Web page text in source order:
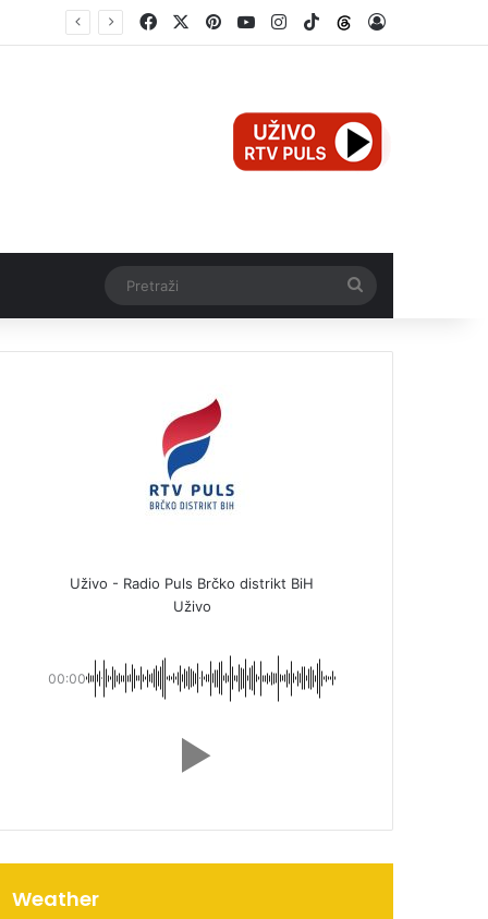
FacebookPinterestYouTubeInstagram
TikTokThreads
Uživo - Radio Puls Brčko distrikt BiH
Uživo
00:00
Weather